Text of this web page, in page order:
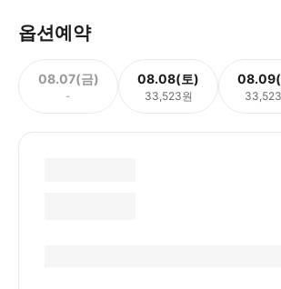
옵션예약
08.07(금)
-
08.08(토)
33,523원